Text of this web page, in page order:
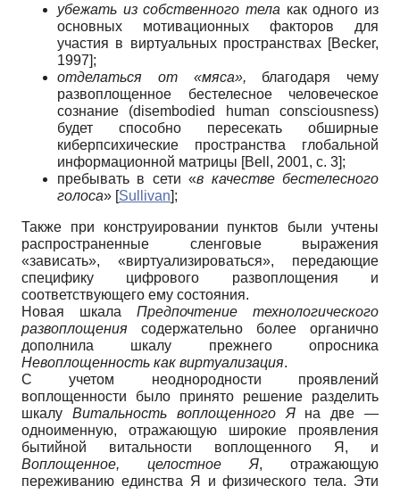
убежать из собственного тела как одного из
основных мотивационных факторов для
участия в виртуальных пространствах [Becker,
1997];
отделаться от «мяса», благодаря чему
развоплощенное бестелесное человеческое
сознание (disembodied human consciousness)
будет способно пересекать обширные
киберпсихические пространства глобальной
информационной матрицы [Bell, 2001, с. 3];
пребывать в сети «в качестве бестелесного
голоса» [Sullivan];
Также при конструировании пунктов были учтены
распространенные сленговые выражения
«зависать», «виртуализироваться», передающие
специфику цифрового развоплощения и
соответствующего ему состояния.
Новая шкала Предпочтение технологического
развоплощения содержательно более органично
дополнила шкалу прежнего опросника
Невоплощенность как виртуализация.
С учетом неоднородности проявлений
воплощенности было принято решение разделить
шкалу Витальность воплощенного Яна две —
одноименную, отражающую широкие проявления
бытийной витальности воплощенного Я, и
Воплощенное, целостное Я, отражающую
переживанию единства Я и физического тела. Эти